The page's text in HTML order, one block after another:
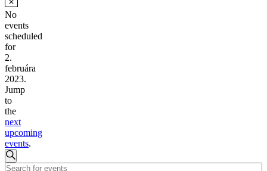
No
events
scheduled
for
2.
februára
2023.
Jump
to
the
next
upcoming
events.
Events
Search
Enter